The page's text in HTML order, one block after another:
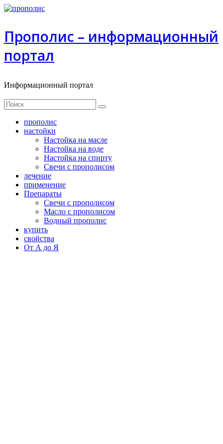
Прополис – информационный
портал
Информационный портал
прополиc
настойки
Настойка на масле
Настойка на воде
Настойка на спирту
Свечи с прополисом
лечение
применение
Препараты
Свечи с прополисом
Масло с прополисом
Водный прополис
купить
свойства
От А до Я